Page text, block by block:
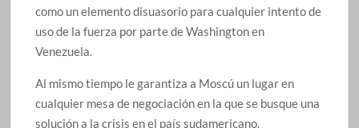
como un elemento disuasorio para cualquier intento de
uso de la fuerza por parte de Washington en
Venezuela.
Al mismo tiempo le garantiza a Moscú un lugar en
cualquier mesa de negociación en la que se busque una
solución a la crisis en el país sudamericano.